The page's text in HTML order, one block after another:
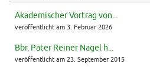
Akademischer Vortrag von...
veröffentlicht am 3. Februar 2026
Bbr. Pater Reiner Nagel h...
veröffentlicht am 23. September 2015